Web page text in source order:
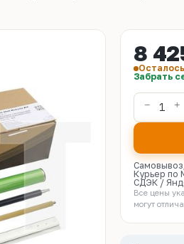
8
Забрать
Курьер по
СДЭК /
Все цены
могут